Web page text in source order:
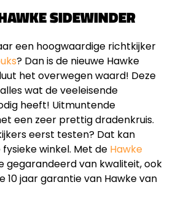
SIDEWINDER
een hoogwaardige richtkijker
? Dan is de nieuwe Hawke
het overwegen waard! Deze
wat de veeleisende
heeft! Uitmuntende
een zeer prettig dradenkruis.
eerst testen? Dat kan
winkel. Met de Hawke
gegarandeerd van kwaliteit, ook
10 jaar garantie van Hawke van